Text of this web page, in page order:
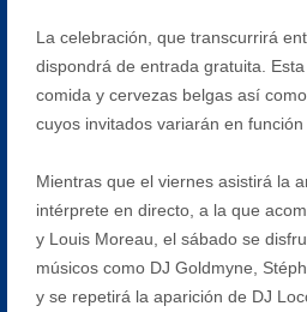
La celebración, que transcurrirá
dispondrá de entrada gratuita.
comida y cervezas belgas así
cuyos invitados variarán en función
Mientras que el viernes asistirá la
intérprete en directo, a la que
y Louis Moreau, el sábado se
músicos como DJ Goldmyne,
y se repetirá la aparición de DJ